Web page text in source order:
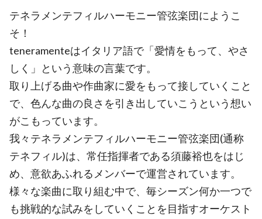
テネラメンテフィルハーモニー管弦楽団にようこ
そ！
teneramenteはイタリア語で「愛情をもって、やさ
しく」という意味の言葉です。
取り上げる曲や作曲家に愛をもって接していくこと
で、色んな曲の良さを引き出していこうという想い
がこもっています。
我々テネラメンテフィルハーモニー管弦楽団(通称
テネフィル)は、常任指揮者である須藤裕也をはじ
め、意欲あふれるメンバーで運営されています。
様々な楽曲に取り組む中で、毎シーズン何か一つで
も挑戦的な試みをしていくことを目指すオーケスト